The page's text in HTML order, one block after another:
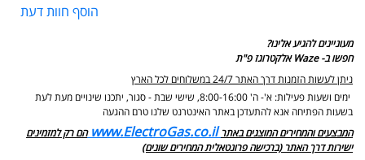
הוסף חוות דעת
מעוניינים להגיע אלינו?
חפשו ב- Waze אלקטרוגז פ"ת
ניתן לעשות הזמנות דרך האתר 24/7 במשלוחים לכל הארץ
ימים ושעות פעילות: א'- ה' 8:00-16:00, שישי שבת - סגור,
יתכנו שינויים מעת לעת
בשעות הפתיחה אנא להתעדכן באתר האינטרנט שלנו טרם ההגעה
המבצעים והמחירים המוצגים באתר www.ElectroGas.co.il הם רק למזמינים
ישירות דרך האתר (ברכישה פרונטאלית המחירים שונים)